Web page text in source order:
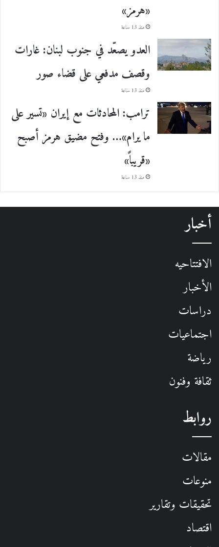
«هرمز»
منذ 13 ساعة
العدو يصعّد في جنوب لبنان: غارات
وقصف مدفعي على قضاء صور
منذ 13 ساعة
ترامب: المحادثات مع إيران «تسير على
ما يرام»… وفتح مضيق هرمز أصبح
«قريباً»
منذ 13 ساعة
أخبار
الافتتاحيه
الأخبار
دراسات
اجتماعيات
رياضة
ثقافة وفنون
روابط
مقالات
منوعات
تحقيقات وتقارير
اقتصاد